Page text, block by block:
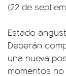
(22 de
Estado
Deberán
una nueva
momentos